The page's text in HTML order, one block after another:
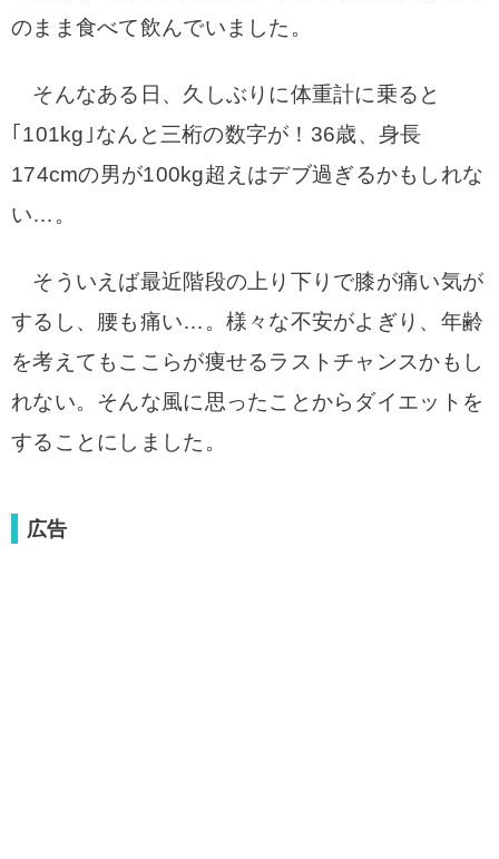
のまま食べて飲んでいました。
そんなある日、久しぶりに体重計に乗ると
｢101kg｣なんと三桁の数字が！36歳、身長
174cmの男が100kg超えはデブ過ぎるかもしれな
い…。
そういえば最近階段の上り下りで膝が痛い気が
するし、腰も痛い…。様々な不安がよぎり、年齢
を考えてもここらが痩せるラストチャンスかもし
れない。そんな風に思ったことからダイエットを
することにしました。
広告